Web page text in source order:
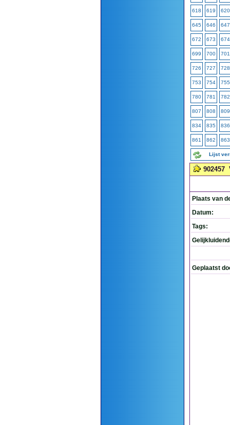
618 619 620
645 646 647
672 673 674
699 700 701
726 727 728
753 754 755
780 781 782
807 808 809
834 835 836
861 862 863
Lijst
902457
Plaats van
Datum:
Tags:
Geplaatst